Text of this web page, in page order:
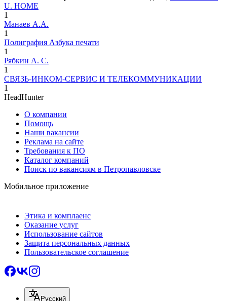
U. HOME
1
Манаев А.А.
1
Полиграфия Азбука печати
1
Рябкин А. С.
1
СВЯЗЬ-ИНКОМ-СЕРВИС И ТЕЛЕКОММУНИКАЦИИ
1
HeadHunter
О компании
Помощь
Наши вакансии
Реклама на сайте
Требования к ПО
Каталог компаний
Поиск по вакансиям в Петропавловске
Мобильное приложение
Этика и комплаенс
Оказание услуг
Использование сайтов
Защита персональных данных
Пользовательское соглашение
Русский